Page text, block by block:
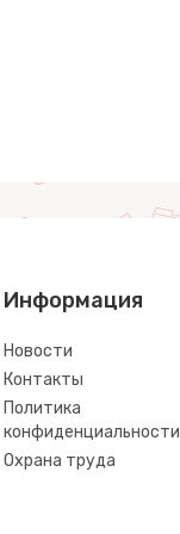
Информация
Новости
Контакты
Политика
конфиденциальности
Охрана труда